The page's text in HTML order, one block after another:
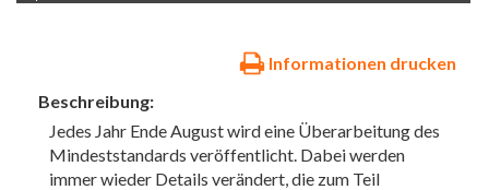
Informationen drucken
Beschreibung:
Jedes Jahr Ende August wird eine Überarbeitung des
Mindeststandards veröffentlicht. Dabei werden
immer wieder Details verändert, die zum Teil